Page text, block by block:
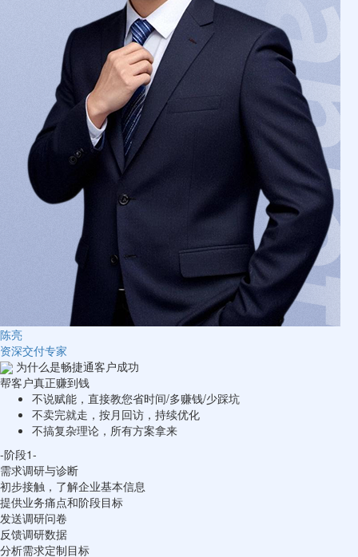
陈亮
资深交付专家
为什么是畅捷通客户成功
帮客户真正赚到钱
不说赋能，直接教您省时间/多赚钱/少踩坑
不卖完就走，按月回访，持续优化
不搞复杂理论，所有方案拿来
-阶段1-
需求调研与诊断
初步接触，了解企业基本信息
提供业务痛点和阶段目标
发送调研问卷
反馈调研数据
分析需求定制目标